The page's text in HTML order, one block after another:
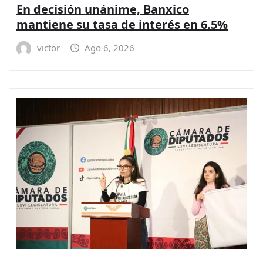
En decisión unánime, Banxico
mantiene su tasa de interés en 6.5%
victor Ago 6, 2026